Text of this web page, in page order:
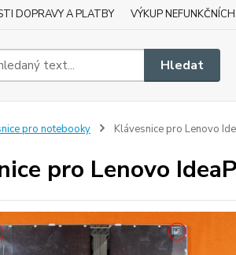
DOPRAVY A PLATBY VÝKUP
Hledat
pro notebooky Klávesnice pro Lenovo
pro Lenovo